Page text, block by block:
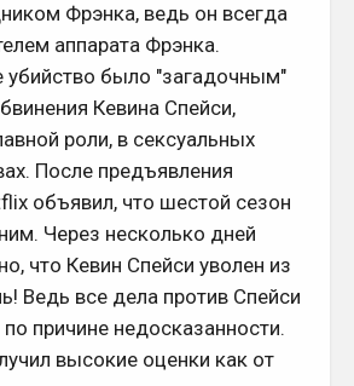
Фрэнка, ведь он всегда
аппарата Фрэнка.
было "загадочным"
Кевина Спейси,
роли, в сексуальных
После предъявления
объявил, что шестой сезон
Через несколько дней
что Кевин Спейси уволен из
Ведь все дела против Спейси
причине недосказанности.
высокие оценки как от